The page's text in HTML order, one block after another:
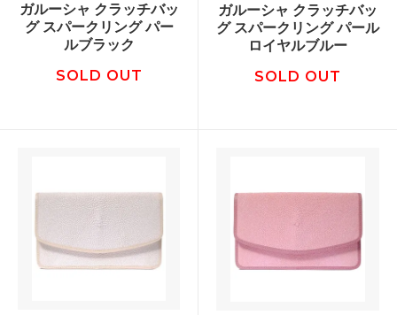
ガルーシャ クラッチバッ
グ スパークリング パー
ルブラック
SOLD OUT
ガルーシャ クラッチバッ
グ スパークリング パール
ロイヤルブルー
SOLD OUT